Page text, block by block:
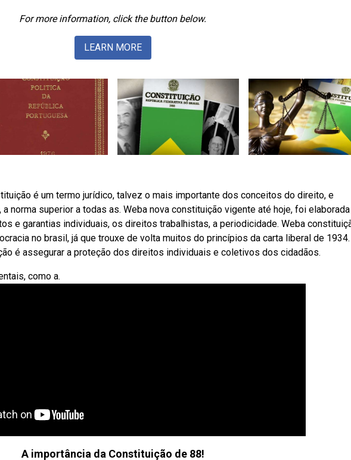
For more information, click the button below.
LEARN MORE
é um termo jurídico, talvez o mais importante dos conceitos do direito, e
norma superior a todas as. Weba nova constituição vigente até hoje, foi
e garantias individuais, os direitos trabalhistas, a periodicidade. Weba
no brasil, já que trouxe de volta muitos do princípios da carta liberal de 1934.
é assegurar a proteção dos direitos individuais e coletivos dos cidadãos.
como a.
A importância da Constituição de 88!